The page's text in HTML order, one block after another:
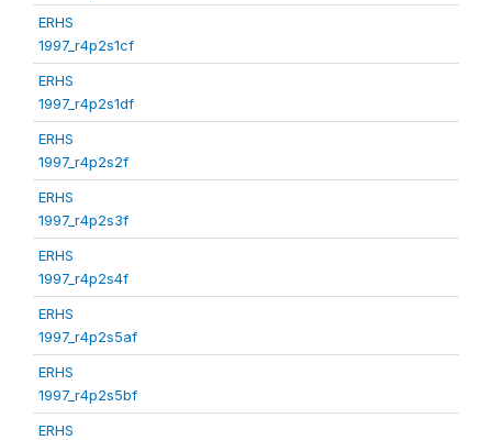
ERHS
1997_r4p2s1cf
ERHS
1997_r4p2s1df
ERHS
1997_r4p2s2f
ERHS
1997_r4p2s3f
ERHS
1997_r4p2s4f
ERHS
1997_r4p2s5af
ERHS
1997_r4p2s5bf
ERHS